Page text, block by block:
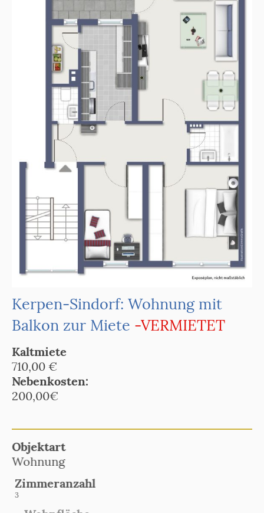
Kerpen-Sindorf: Wohnung mit
Balkon zur Miete -VERMIETET
Kaltmiete
710,00 €
Nebenkosten:
200,00€
Objektart
Wohnung
Zimmeranzahl
3